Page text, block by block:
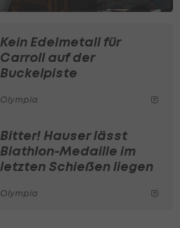
Kein Edelmetall für
Carroll auf der
Buckelpiste
Olympia
Bitter! Hauser lässt
Biathlon-Medaille im
letzten Schießen liegen
Olympia